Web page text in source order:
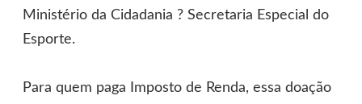
Ministério da Cidadania ? Secretaria Especial do
Esporte.
Para quem paga Imposto de Renda, essa doação